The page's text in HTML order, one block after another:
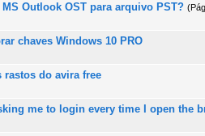
Outlook OST para arquivo PST?
- 5 de 5 na totalidade
12 345
chaves Windows 10 PRO
5 na totalidade
1 2345
rastos do avira free
5 na totalidade
12345
me to login every time I open the
5 na totalidade
123 45